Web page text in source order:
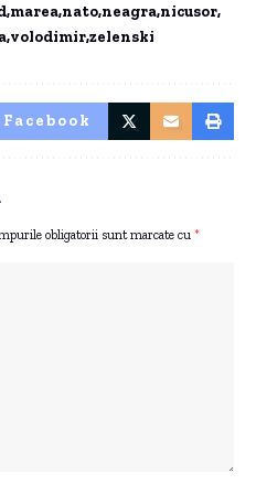
marea nato neagra nicusor
volodimirzelenski
Facebook
obligatorii sunt marcate cu *